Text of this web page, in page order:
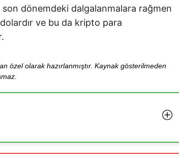
son dönemdeki dalgalanmalara rağmen
ve bu da kripto para
özel olarak hazırlanmıştır. Kaynak gösterilmeden